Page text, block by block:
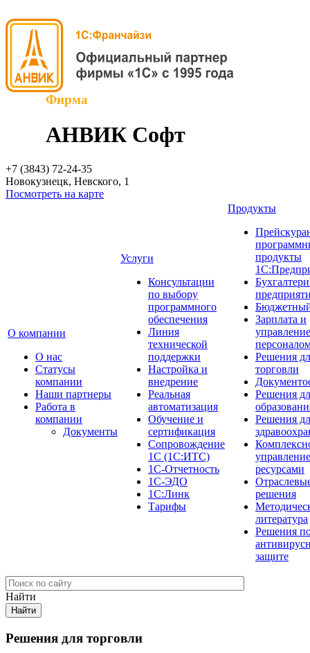
Фирма
АНВИК Софт
+7 (3843) 72-24-35
Новокузнецк, Невского, 1
Посмотреть на карте
О компании
О нас
Cтатусы
компании
Наши партнеры
Работа в
компании
Документы
Услуги
Консультации
по выбору
программного
обеспечения
Линия
технической
поддержки
Настройка и
внедрение
Реальная
автоматизация
Обучение и
сертификация
Сопровождение
1С (1С:ИТС)
1С-Отчетность
1С-ЭДО
1С:Линк
Тарифы
Продукты
продукты
Зарплата и
управление
Решения
торговли
Решения
Решения
управление
ресурсами
решения
литература
Решения
защите
Найти
Решения для торговли